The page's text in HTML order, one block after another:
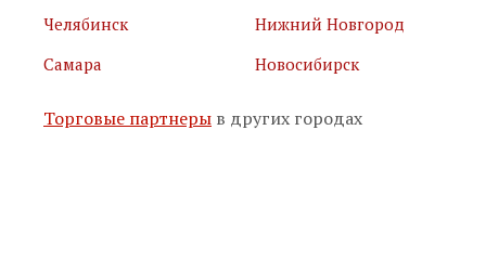
Подписаться
Челябинск
Нижний Новгород
Самара
Новосибирск
Торговые партнеры в других городах